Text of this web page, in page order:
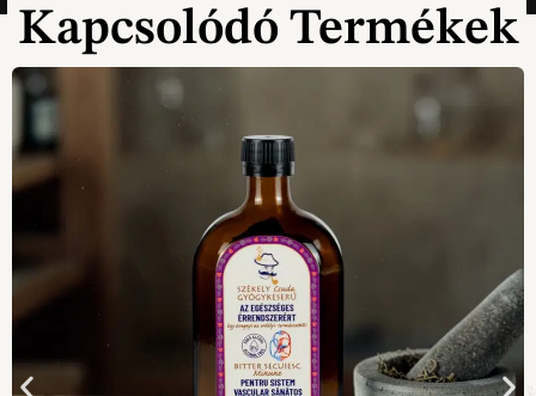
Kapcsolódó Termékek